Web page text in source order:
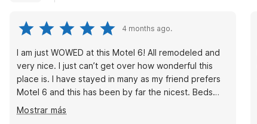
4 months ago.
I am just WOWED at this Motel 6! All remodeled and
very nice. I just can’t get over how wonderful this
place is. I have stayed in many as my friend prefers
Motel 6 and this has been by far the nicest. Beds
comfy, clean bathrooms. Welcomes pets as well.
Thank you for wonderful hospitality.
Mostrar más